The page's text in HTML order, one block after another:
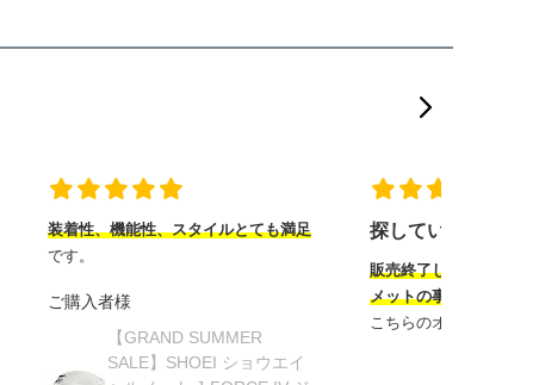
装着性、機能性、スタイルとても満足
です。
ご購入者様
【GRAND SUMMER
SALE】SHOEI ショウエイ
探していたヘルメ
販売終了してから半年
メットの事を知り探し
こちらのオンラインサ